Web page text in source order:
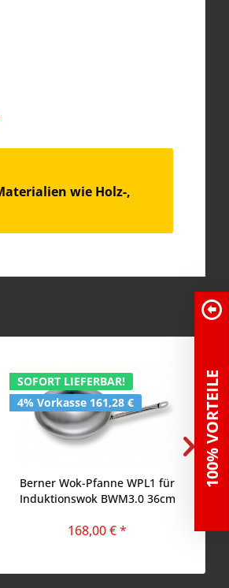
wie Holz-,
SOFORT LIEFERBAR!
4% Vorkasse 161,28 €
Berner Wok-Pfanne WPL1 für
Induktionswok BWM3.0 36cm
168,00 € *
100% VORTEILE